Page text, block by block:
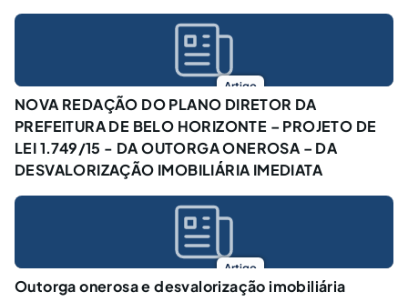
Artigo
NOVA REDAÇÃO DO PLANO DIRETOR DA
PREFEITURA DE BELO HORIZONTE – PROJETO DE
LEI 1.749/15 - DA OUTORGA ONEROSA – DA
DESVALORIZAÇÃO IMOBILIÁRIA IMEDIATA
Artigo
Outorga onerosa e desvalorização imobiliária